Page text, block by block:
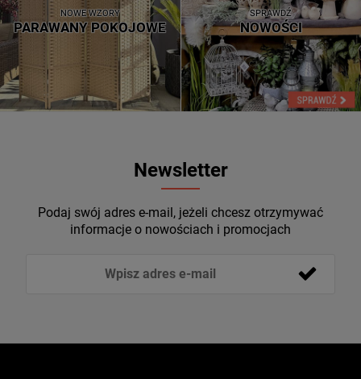
NOWE WZORY
PARAWANY POKOJOWE
SPRAWDŹ
NOWOŚCI
Newsletter
Podaj swój adres e-mail, jeżeli chcesz otrzymywać
informacje o nowościach i promocjach